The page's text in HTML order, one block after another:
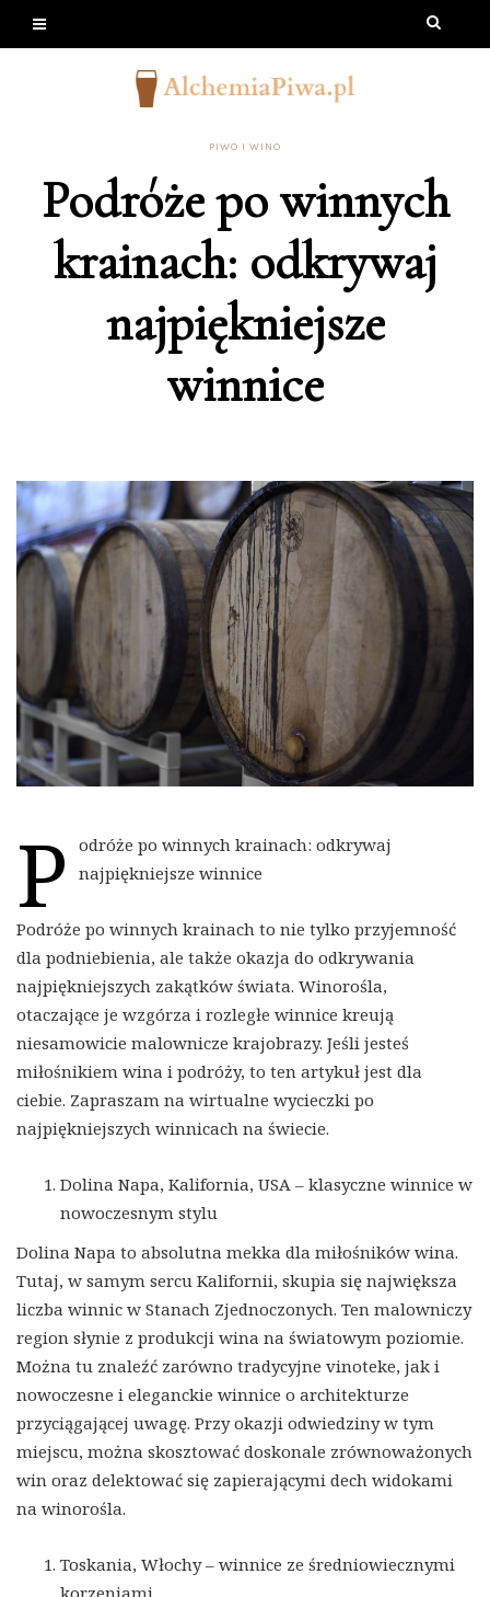
PIWO I WINO
Podróże po winnych
krainach: odkrywaj
najpiękniejsze
winnice
P
odróże po winnych krainach: odkrywaj
najpiękniejsze winnice
Podróże po winnych krainach to nie tylko przyjemność
dla podniebienia, ale także okazja do odkrywania
najpiękniejszych zakątków świata. Winorośla,
otaczające je wzgórza i rozległe winnice kreują
niesamowicie malownicze krajobrazy. Jeśli jesteś
miłośnikiem wina i podróży, to ten artykuł jest dla
ciebie. Zapraszam na wirtualne wycieczki po
najpiękniejszych winnicach na świecie.
Dolina Napa, Kalifornia, USA – klasyczne winnice w
nowoczesnym stylu
Dolina Napa to absolutna mekka dla miłośników wina.
Tutaj, w samym sercu Kalifornii, skupia się największa
liczba winnic w Stanach Zjednoczonych. Ten malowniczy
region słynie z produkcji wina na światowym poziomie.
Można tu znaleźć zarówno tradycyjne vinoteke, jak i
nowoczesne i eleganckie winnice o architekturze
przyciągającej uwagę. Przy okazji odwiedziny w tym
miejscu, można skosztować doskonale zrównoważonych
win oraz delektować się zapierającymi dech widokami
na winorośla.
Toskania, Włochy – winnice ze średniowiecznymi
korzeniami